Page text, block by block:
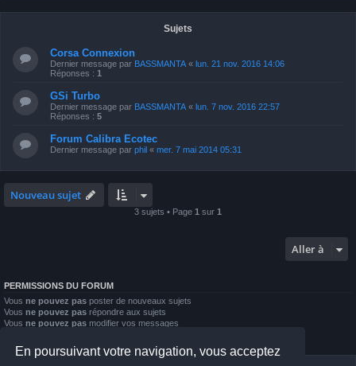
En poursuivant votre navigation, vous acceptez
Sujets
Corsa Connexion
Dernier message par BASSMANTA « lun. 21 nov. 2016 14:06
Réponses : 1
GSi Turbo
Dernier message par BASSMANTA « lun. 7 nov. 2016 22:57
Réponses : 5
Forum Calibra Ecotec
Dernier message par phil « mer. 7 mai 2014 05:31
Nouveau sujet
3 sujets • Page 1 sur 1
Aller à
PERMISSIONS DU FORUM
Vous ne pouvez pas poster de nouveaux sujets
Vous ne pouvez pas répondre aux sujets
Vous ne pouvez pas modifier vos messages
Vous
ne pouvez pas joindre des fichiers